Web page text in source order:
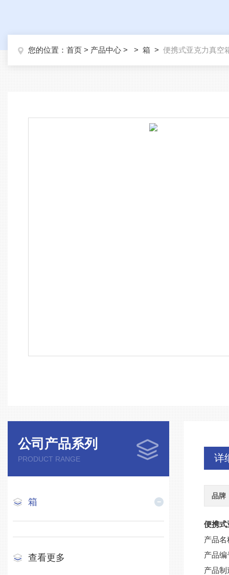
您的位置： 首页 > 产品中心 > > 箱 > 便携式亚克力真空
公司产品系列
PRODUCT RANGE
箱
查看更多
详
品牌
便携式
产品
产品编
产品